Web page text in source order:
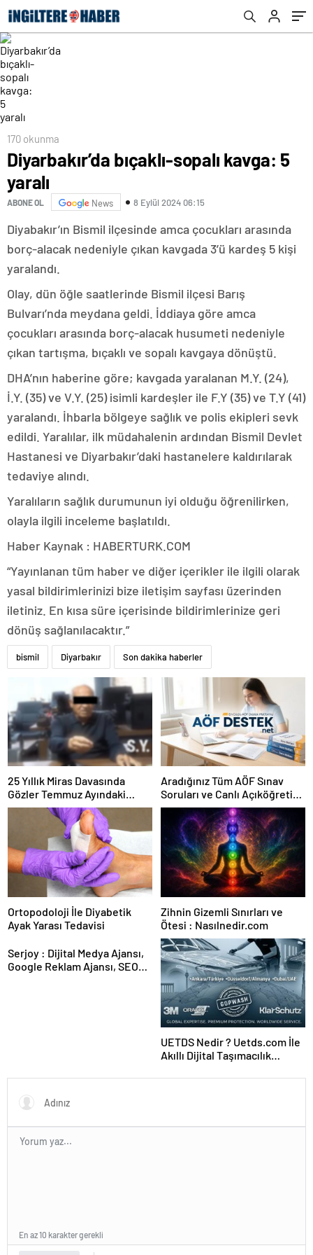
170 okunma
Diyarbakır’da bıçaklı-sopalı kavga: 5
yaralı
ABONE OL News 8 Eylül 2024 06:15
Diyabakır’ın Bismil ilçesinde amca çocukları arasında
borç-alacak nedeniyle çıkan kavgada 3’ü kardeş 5 kişi
yaralandı.
Olay, dün öğle saatlerinde Bismil ilçesi Barış
Bulvarı’nda meydana geldi. İddiaya göre amca
çocukları arasında borç-alacak husumeti nedeniyle
çıkan tartışma, bıçaklı ve sopalı kavgaya dönüştü.
DHA’nın haberine göre; kavgada yaralanan M.Y. (24),
İ.Y. (35) ve V.Y. (25) isimli kardeşler ile F.Y (35) ve T.Y (41)
yaralandı. İhbarla bölgeye sağlık ve polis ekipleri sevk
edildi. Yaralılar, ilk müdahalenin ardından Bismil Devlet
Hastanesi ve Diyarbakır’daki hastanelere kaldırılarak
tedaviye alındı.
Yaralıların sağlık durumunun iyi olduğu öğrenilirken,
olayla ilgili inceleme başlatıldı.
Haber Kaynak : HABERTURK.COM
“Yayınlanan tüm haber ve diğer içerikler ile ilgili olarak
yasal bildirimlerinizi bize iletişim sayfası üzerinden
iletiniz. En kısa süre içerisinde bildirimlerinize geri
dönüş sağlanılacaktır.”
bismil Diyarbakır Son dakika haberler
25 Yıllık Miras Davasında
Gözler Temmuz Ayındaki
Karar Duruşmasına Çevrildi
Aradığınız Tüm AÖF Sınav
Soruları ve Canlı Açıköğretim
Forumu Burada
Ortopodoloji İle Diyabetik
Ayak Yarası Tedavisi
Zihnin Gizemli Sınırları ve
Ötesi : Nasılnedir.com
Serjoy : Dijital Medya Ajansı,
Google Reklam Ajansı, SEO
UETDS Nedir ? Uetds.com İle
Akıllı Dijital Taşımacılık
En az 10 karakter gerekli